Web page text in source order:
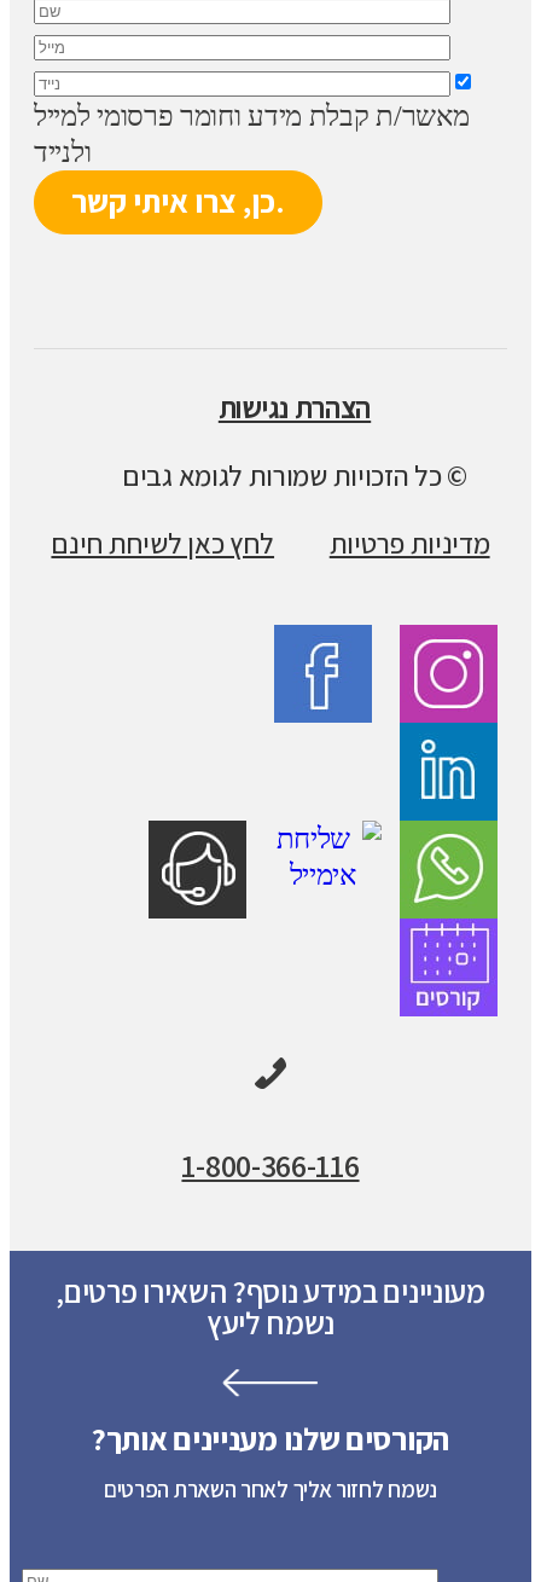
מאשר/ת קבלת מידע וחומר פרסומי למייל
ולנייד
הצהרת נגישות
© כל הזכויות שמורות לגומא גבים
מדיניות פרטיות
לחץ כאן לשיחת חינם
1-800-366-116
מעוניינים במידע נוסף? השאירו פרטים,
נשמח ליעץ
הקורסים שלנו מעניינים אותך?
נשמח לחזור אליך לאחר השארת הפרטים